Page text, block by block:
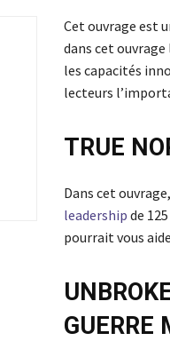
Cet ouvrage est
dans cet
les capacités
lecteurs
TRUE
Dans cet
leadership de
pourrait vous
GUERRE